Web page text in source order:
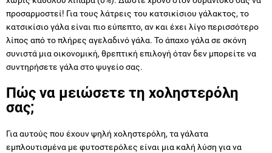
προσαρμοστεί! Για τους λάτρεις του κατσικίσιου γάλακτος, το
κατσικίσιο γάλα είναι πιο εύπεπτο, αν και έχει λίγο περισσότερο
λίπος από το πλήρες αγελαδινό γάλα. Το άπαχο γάλα σε σκόνη
συνιστά μια οικονομική, θρεπτική επιλογή όταν δεν μπορείτε να
συντηρήσετε γάλα στο ψυγείο σας.
Πώς να μειώσετε τη χοληστερόλη
σας;
Για αυτούς που έχουν ψηλή χοληστερόλη, τα γάλατα
εμπλουτισμένα με φυτοστερόλες είναι μια καλή λύση για να